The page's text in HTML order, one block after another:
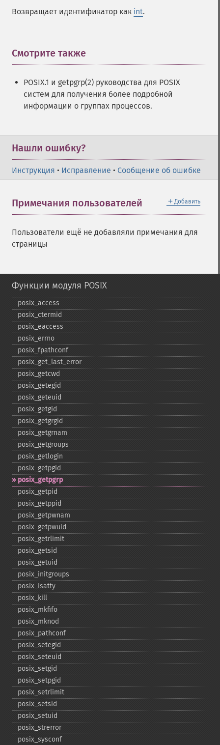
Возвращает идентификатор как int.
Смотрите также
POSIX.1 и getpgrp(2) руководства для POSIX
систем для получения более подробной
информации о группах процессов.
Нашли ошибку?
Инструкция • Исправление • Сообщение об ошибке
＋ Добавить
Примечания пользователей
Пользователи ещё не добавляли примечания для
страницы
Функции модуля POSIX
posix_​access
posix_​ctermid
posix_​eaccess
posix_​errno
posix_​fpathconf
posix_​get_​last_​error
posix_​getcwd
posix_​getegid
posix_​geteuid
posix_​getgid
posix_​getgrgid
posix_​getgrnam
posix_​getgroups
posix_​getlogin
posix_​getpgid
posix_​getpgrp
posix_​getpid
posix_​getppid
posix_​getpwnam
posix_​getpwuid
posix_​getrlimit
posix_​getsid
posix_​getuid
posix_​initgroups
posix_​isatty
posix_​kill
posix_​mkfifo
posix_​mknod
posix_​pathconf
posix_​setegid
posix_​seteuid
posix_​setgid
posix_​setpgid
posix_​setrlimit
posix_​setsid
posix_​setuid
posix_​strerror
posix_​sysconf